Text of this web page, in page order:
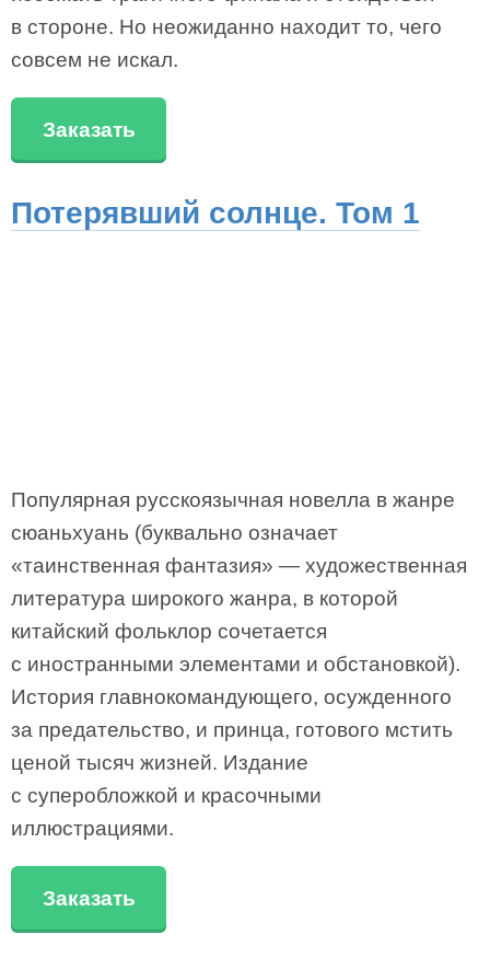
в стороне. Но неожиданно находит то, чего
совсем не искал.
Заказать
Потерявший солнце. Том 1
Популярная русскоязычная новелла в жанре
сюаньхуань (буквально означает
«таинственная фантазия» — художественная
литература широкого жанра, в которой
китайский фольклор сочетается
с иностранными элементами и обстановкой).
История главнокомандующего, осужденного
за предательство, и принца, готового мстить
ценой тысяч жизней. Издание
с суперобложкой и красочными
иллюстрациями.
Заказать